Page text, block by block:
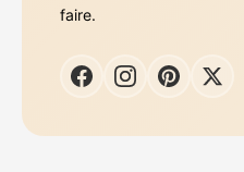
faire.